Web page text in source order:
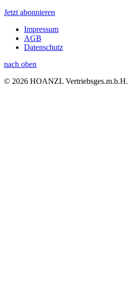
Jetzt abonnieren
Impressum
AGB
Datenschutz
nach oben
© 2026 HOANZL Vertriebsges.m.b.H.